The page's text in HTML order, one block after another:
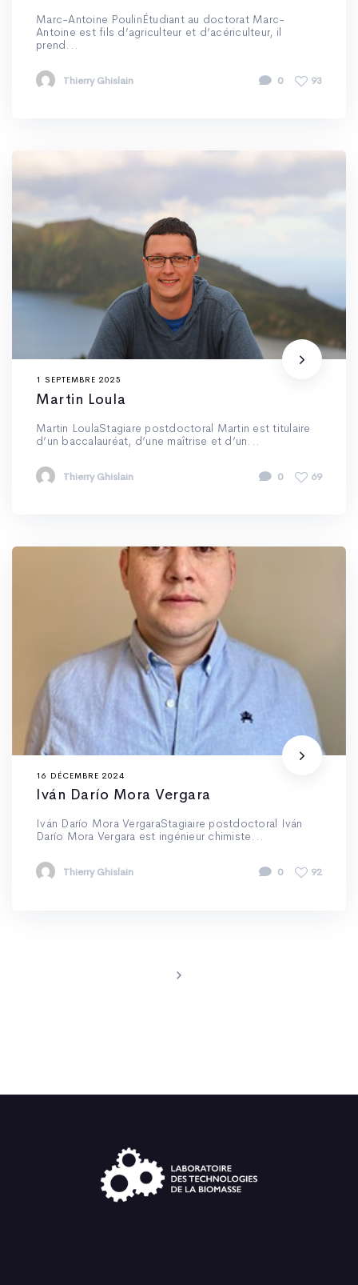
Marc-Antoine PoulinÉtudiant au doctorat Marc-
Antoine est fils d’agriculteur et d’acériculteur, il
prend...
Thierry Ghislain 0 93
1 SEPTEMBRE 2025
Martin Loula
Martin LoulaStagiare postdoctoral Martin est titulaire
d’un baccalauréat, d’une maîtrise et d’un...
Thierry Ghislain 0 69
16 DÉCEMBRE 2024
Iván Darío Mora Vergara
Iván Darío Mora VergaraStagiaire postdoctoral Iván
Darío Mora Vergara est ingénieur chimiste...
Thierry Ghislain 0 92